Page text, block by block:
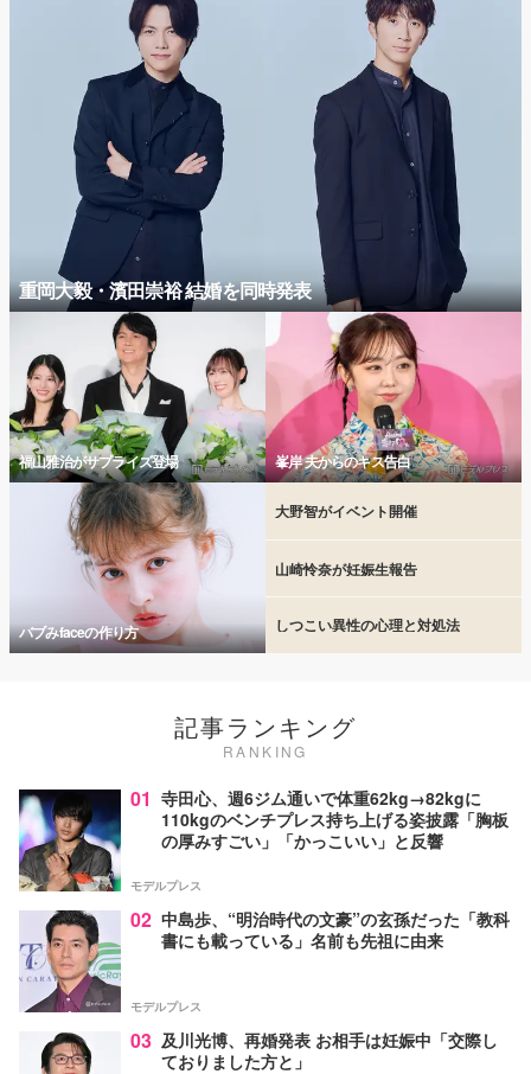
重岡大毅・濱田崇裕 結婚を同時発表
福山雅治がサプライズ登場 峯岸 夫からのキス告白
バブみfaceの作り方
大野智がイベント開催
山崎怜奈が妊娠生報告
しつこい異性の心理と対処法
記事ランキング
RANKING
01 寺田心、週6ジム通いで体重62kg→82kgに
110kgのベンチプレス持ち上げる姿披露「胸板
の厚みすごい」「かっこいい」と反響
モデルプレス
02 中島歩、“明治時代の文豪”の玄孫だった「教科
書にも載っている」名前も先祖に由来
モデルプレス
03 及川光博、再婚発表 お相手は妊娠中「交際し
ておりました方と」